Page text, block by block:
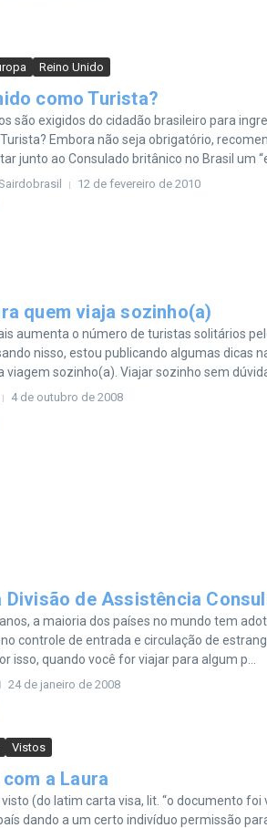
Reino Unido
como Turista?
são exigidos do cidadão brasileiro para
Embora não seja obrigatório,
junto ao Consulado britânico no Brasil um
12 de fevereiro de 2010
quem viaja sozinho(a)
aumenta o número de turistas solitários
nisso, estou publicando algumas dicas
viagem sozinho(a). Viajar sozinho sem dúvida
4 de outubro de 2008
Divisão de Assistência
a maioria dos países no mundo tem
controle de entrada e circulação de
isso, quando você for viajar para algum p...
24 de janeiro de 2008
Vistos
a Laura
(do latim carta visa, lit. “o documento foi
dando a um certo indivíduo permissão